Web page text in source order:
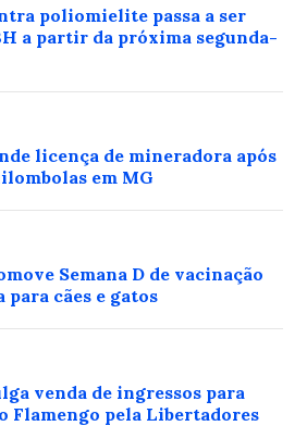
poliomielite passa a ser
a partir da próxima segunda-
licença de mineradora após
em MG
Semana D de vacinação
cães e gatos
venda de ingressos para
Flamengo pela Libertadores